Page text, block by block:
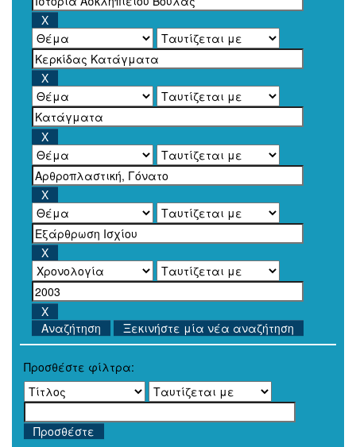
Ξεκινήστε μία νέα αναζήτηση
Προσθέστε φίλτρα: